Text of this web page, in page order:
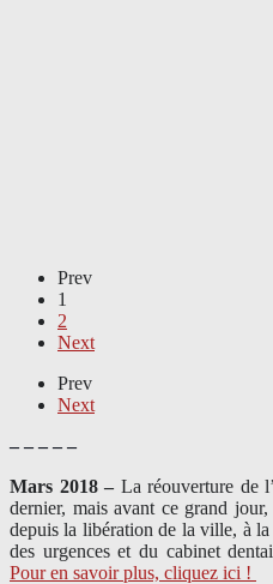
Prev
1
2
Next
Prev
Next
– – – – –
Mars 2018 – La réouverture de
dernier, mais avant ce grand
depuis la libération de la ville, à
des urgences et du cabinet
Pour en savoir plus, cliquez ici !